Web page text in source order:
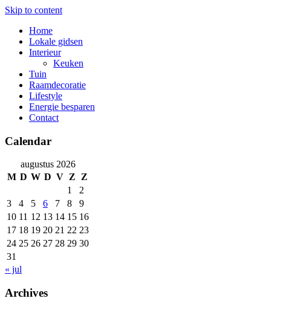
Skip to content
Home
Lokale gidsen
Interieur
Keuken
Tuin
Raamdecoratie
Lifestyle
Energie besparen
Contact
Calendar
augustus 2026
M D W D V Z Z
1
2
3
4 5 6 7 8
9
10 11 12 13 14 15 16
17 18 19 20 21 22 23
24 25 26 27 28 29 30
31
« jul
Archives